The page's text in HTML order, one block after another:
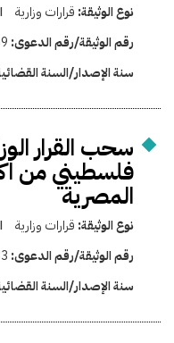
نوع الوثيقة: قرارات وزارية
رقم الوثيقة/رقم الدعوى:
سنة الإصدار/السنة
سحب القرار
فلسطيني من
المصرية
نوع الوثيقة: قرارات وزارية
رقم الوثيقة/رقم الدعوى:
سنة الإصدار/السنة